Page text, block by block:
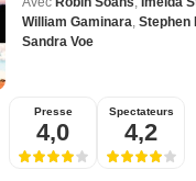
William Gaminara Stephen
Sandra Voe
Presse
4,0
Spectateurs
4,2